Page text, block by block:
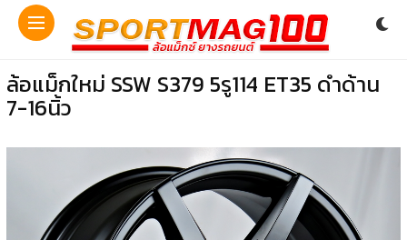
ล้อแม็กใหม่ SSW S379 5รู114 ET35 ดำด้าน
7-16นิ้ว